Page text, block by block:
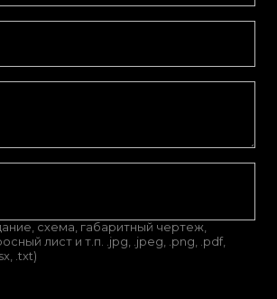
схема, габаритный чертеж,
лист и т.п. .jpg, .jpeg, .png, .pdf,
.txt)